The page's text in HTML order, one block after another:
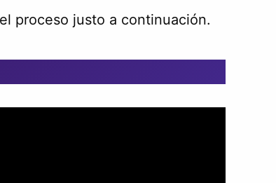
proceso justo a continuación.